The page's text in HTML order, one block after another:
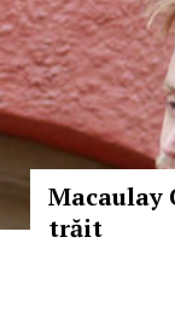
Macaulay
trăit